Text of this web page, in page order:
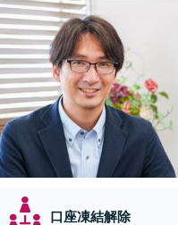
口座凍結解除